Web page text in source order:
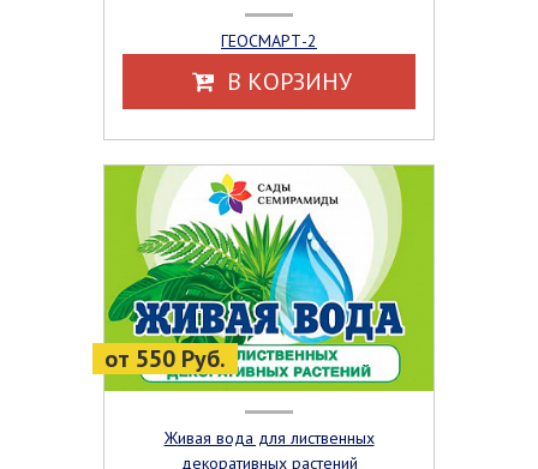
ГЕОСМАРТ-2
В КОРЗИНУ
от 550 Руб.
Живая вода для лиственных
декоративных растений